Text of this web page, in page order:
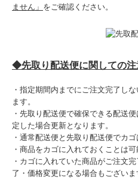
ません」 をご確認ください。
◆先取り配送便に関しての注
・指定期間内までにご注文完了し
ます。
・先取り配送便で確保できる配送
定した場合更新となります。
・通常配送便と先取り配送便でカゴ
・商品をカゴに入れておくことは可
・カゴに入れていた商品がご注文
了・価格変更になる場合もございま